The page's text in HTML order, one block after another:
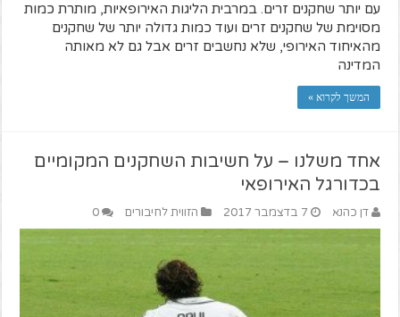
עם יותר שחקנים זרים. במרבית הליגות האירופאיות, מותרת כמות
מסוימת של שחקנים זרים ועוד כמות גדולה יותר של שחקנים
מהאיחוד האירופי, שלא נחשבים זרים אבל גם לא מאותה
המדינה
המשך לקרוא »
אחד משלנו – על חשיבות השחקנים המקומיים
בכדורגל האירופאי
דן כהנא 7 בדצמבר 2017 הזווית לחיבורים 0